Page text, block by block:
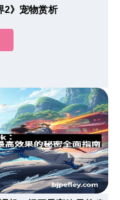
2》宠物赏析